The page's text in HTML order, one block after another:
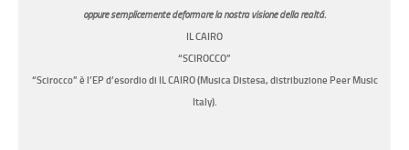
oppure semplicemente deformare la nostra visione della realtá.
IL CAIRO
“SCIROCCO”
“Scirocco” è l’EP d’esordio di IL CAIRO (Musica Distesa, distribuzione Peer Music
Italy).